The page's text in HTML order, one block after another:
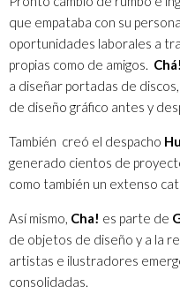
que empataba con su
oportunidades laborales a
propias como de amigos. Chá!
a diseñar portadas de
de diseño gráfico antes y
También creó el despacho
generado cientos de
como también un extenso
Así mismo, Cha! es parte de
de objetos de diseño y a la
artistas e ilustradores
consolidadas.